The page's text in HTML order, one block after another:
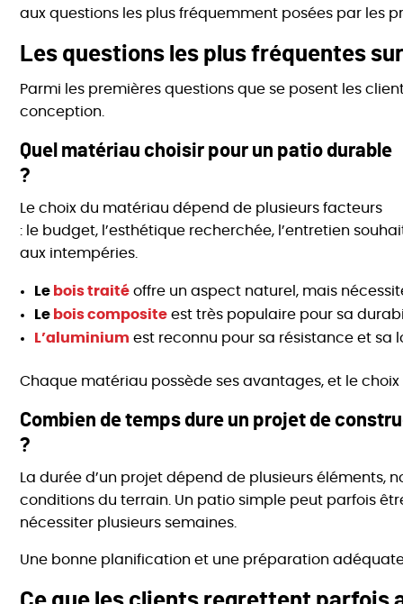
aux questions les plus fréquemment posées par les
Les questions les plus fréquentes
Parmi les premières questions que se posent les
conception.
Quel matériau choisir pour un patio durable
?
Le choix du matériau dépend de plusieurs facteurs
: le budget, l’esthétique recherchée, l’entretien
aux intempéries.
Le bois traité offre un aspect naturel, mais
Le bois composite est très populaire pour sa
L’aluminium est reconnu pour sa résistance et sa
Chaque matériau possède ses avantages, et le
Combien de temps dure un projet de
?
La durée d’un projet dépend de plusieurs
conditions du terrain. Un patio simple peut parfois
nécessiter plusieurs semaines.
Une bonne planification et une préparation